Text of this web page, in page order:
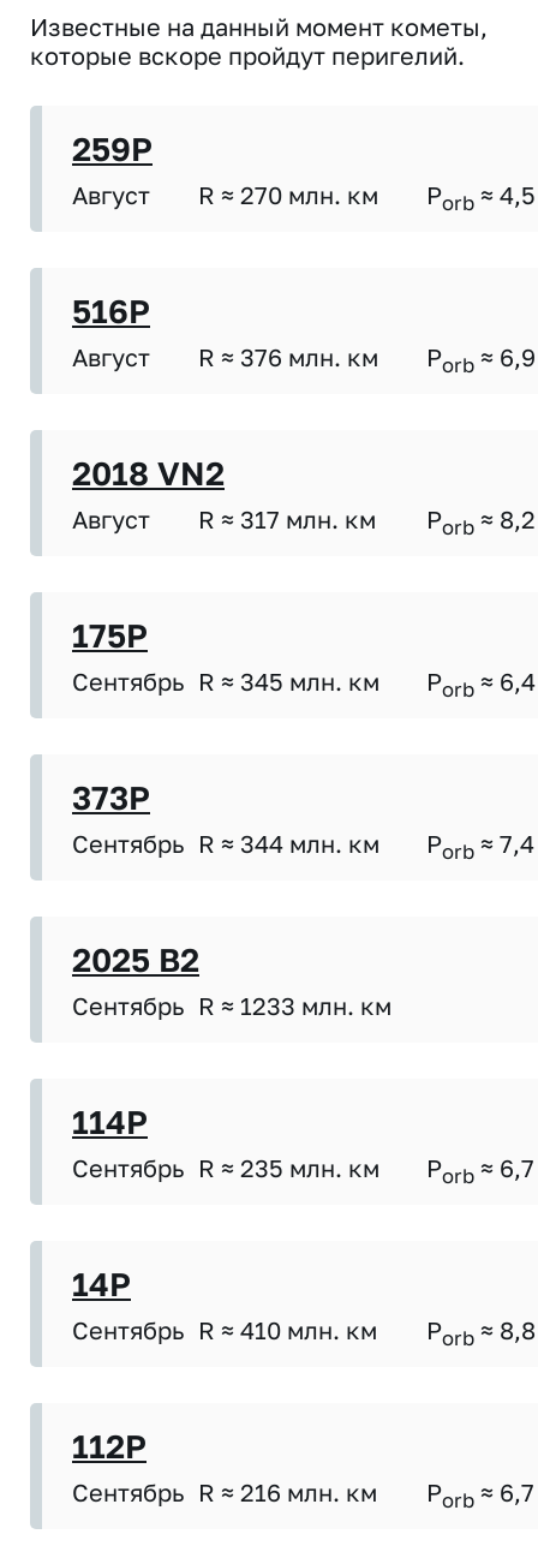
Известные на данный момент кометы,
которые вскоре пройдут перигелий.
259P
Август R ≈ 270 млн. км Porb ≈ 4,5
516P
Август R ≈ 376 млн. км Porb ≈ 6,9
2018 VN2
Август R ≈ 317 млн. км Porb ≈ 8,2
175P
Сентябрь R ≈ 345 млн. км Porb ≈ 6,4
373P
Сентябрь R ≈ 344 млн. км Porb ≈ 7,4
2025 B2
Сентябрь R ≈ 1233 млн. км
114P
Сентябрь R ≈ 235 млн. км Porb ≈ 6,7
14P
Сентябрь R ≈ 410 млн. км Porb ≈ 8,8
112P
Сентябрь R ≈ 216 млн. км Porb ≈ 6,7